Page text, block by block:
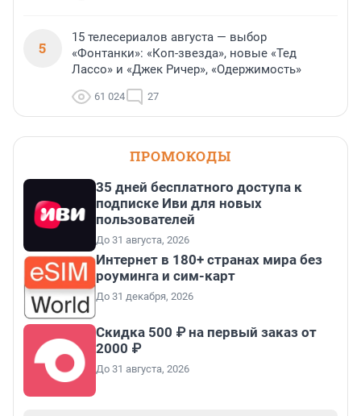
5
15 телесериалов августа — выбор
«Фонтанки»: «Коп-звезда», новые «Тед
Лассо» и «Джек Ричер», «Одержимость»
61 024 27
ПРОМОКОДЫ
35 дней бесплатного доступа к
подписке Иви для новых
пользователей
До 31 августа, 2026
Интернет в 180+ странах мира без
роуминга и сим-карт
До 31 декабря, 2026
Скидка 500 ₽ на первый заказ от
2000 ₽
До 31 августа, 2026